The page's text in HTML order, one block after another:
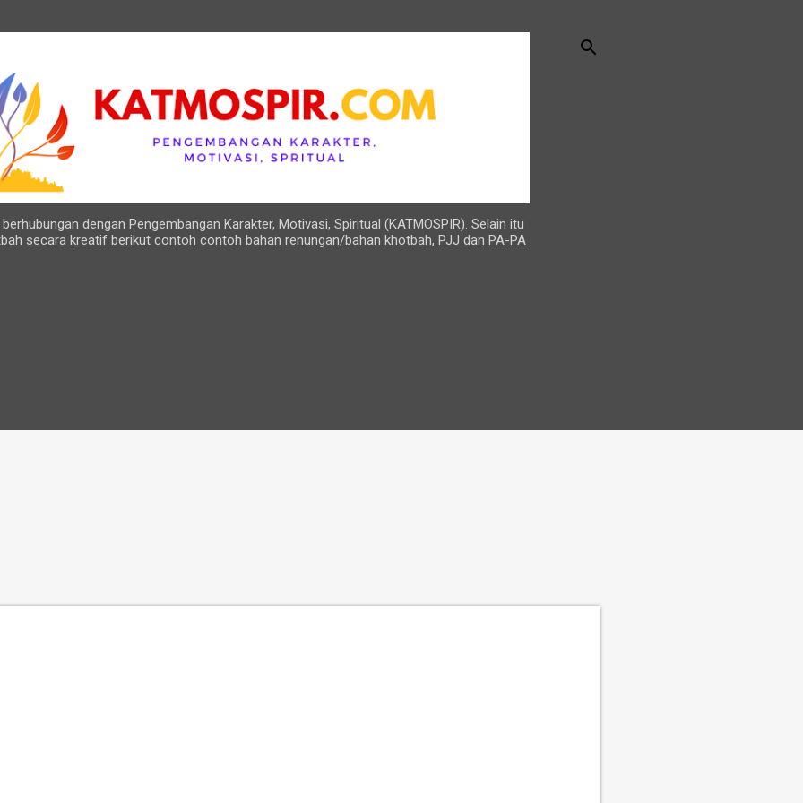
dengan Pengembangan Karakter, Motivasi, Spiritual (KATMOSPIR). Selain itu
secara kreatif berikut contoh contoh bahan renungan/bahan khotbah, PJJ dan PA-PA